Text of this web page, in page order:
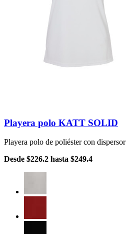
Playera polo KATT SOLID
Playera polo de poliéster con
Desde $226.2 hasta $249.4